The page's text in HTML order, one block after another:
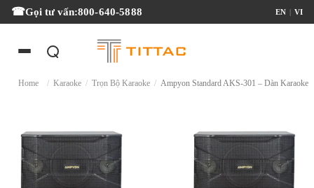
Gọi tư vấn:800-640-5888 EN | VI
Home / Karaoke / Trọn Bộ Karaoke /